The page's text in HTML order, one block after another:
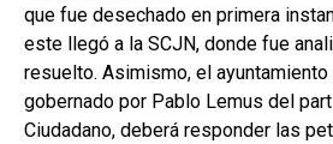
que fue desechado en primera
este llegó a la SCJN, donde fue
resuelto. Asimismo, el ayuntamiento
gobernado por Pablo Lemus del
Ciudadano, deberá responder las